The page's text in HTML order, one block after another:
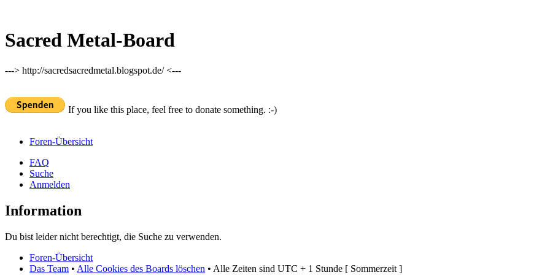
Sacred Metal-Board
---> http://sacredsacredmetal.blogspot.de/ <---
If you like this place, feel free to donate something. :-)
Foren-Übersicht
FAQ
Suche
Anmelden
Information
Du bist leider nicht berechtigt, die Suche zu verwenden.
Foren-Übersicht
Das Team • Alle Cookies des Boards löschen • Alle Zeiten sind UTC + 1 Stunde [ Sommerzeit ]